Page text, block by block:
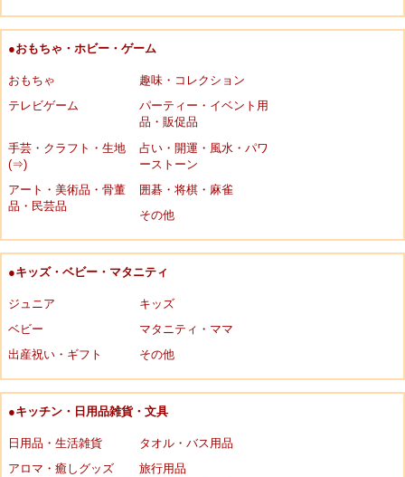
●おもちゃ・ホビー・ゲーム
おもちゃ
趣味・コレクション
テレビゲーム
パーティー・イベント用
品・販促品
手芸・クラフト・生地
(⇒)
占い・開運・風水・パワ
ーストーン
アート・美術品・骨董
品・民芸品
囲碁・将棋・麻雀
その他
●キッズ・ベビー・マタニティ
ジュニア
キッズ
ベビー
マタニティ・ママ
出産祝い・ギフト
その他
●キッチン・日用品雑貨・文具
日用品・生活雑貨
タオル・バス用品
アロマ・癒しグッズ
旅行用品